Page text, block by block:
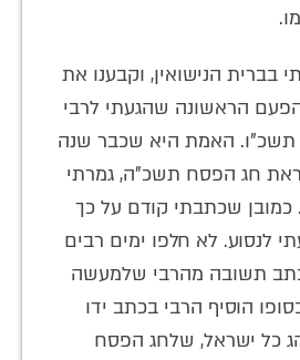
הנישואין, וקבענו את
הפעם הראשונה שהגעתי לרבי
תשכ"ו. האמת היא שכבר שנה
חג הפסח תשכ"ה, גמרתי
כמובן שכתבתי קודם על כך
לנסוע. לא חלפו ימים רבים
תשובה מהרבי שלמעשה
הוסיף הרבי בכתב ידו
כל ישראל, שלחג הפסח